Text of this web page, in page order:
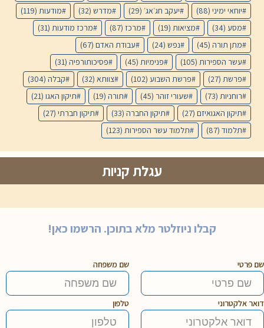
יוחאי ימיני (88) יעקב חג׳אג׳ (29) מדרש (32) מודעות (119)
מסע (34) מציאות (19) מרכז (87) מרכז מודעות (31)
מתן תורה (45) נפש (24) עבודת האדם (67)
עשר הספירות (105) פנימיות (45) פסיכותורפיה (31)
פרשת (27) פרשת השבוע (102) צוותא (32) קבלה (304)
רוחניות (73) שעורי זוהר (45) תורה (19) תיקון האגו (21)
תיקון האגואיזם (27) תיקון החברה (33) תיקון חברתי (27)
תלמוד (87) תלמוד עשר הספירות (123)
עגלת קניות
קבלו ניוזלטר מלא בתוכן. הרשמו כאן!
שם פרטי שם משפחה
דואר אלקטרוני טלפון